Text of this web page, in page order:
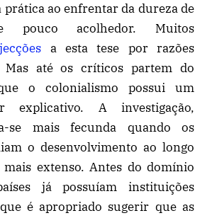
ao enfrentar da dureza de
pouco acolhedor. Muitos
a esta tese por razões
Mas até os críticos partem do
o colonialismo possui um
explicativo. A investigação,
se mais fecunda quando os
o desenvolvimento ao longo
extenso. Antes do domínio
já possuíam instituições
é apropriado sugerir que as